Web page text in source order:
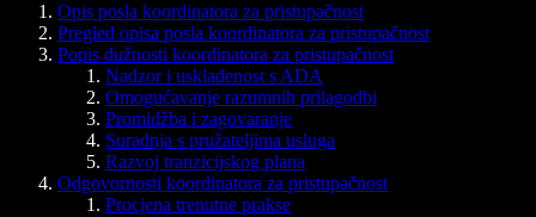
Opis posla koordinatora za pristupačnost
Pregled opisa posla koordinatora za pristupačnost
Popis dužnosti koordinatora za pristupačnost
Nadzor i usklađenost s ADA
Omogućavanje razumnih prilagodbi
Promidžba i zagovaranje
Suradnja s pružateljima usluga
Razvoj tranzicijskog plana
Odgovornosti koordinatora za pristupačnost
Procjena trenutne prakse